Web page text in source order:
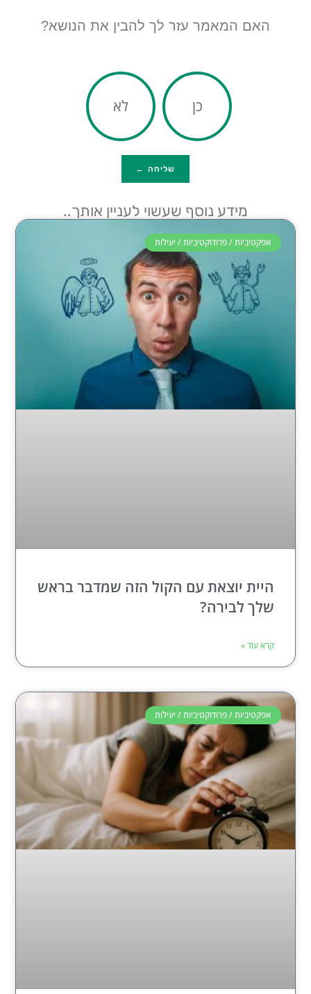
האם המאמר עזר לך להבין את הנושא?
כן לא
שליחה ←
מידע נוסף שעשוי לעניין אותך..
אפקטיביות / פרודוקטיביות / יעילות
היית יוצאת עם הקול הזה שמדבר בראש
שלך לבירה?
קרא עוד »
אפקטיביות / פרודוקטיביות / יעילות